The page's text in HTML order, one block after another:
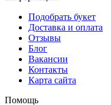
Подобрать букет
Доставка и оплата
Отзывы
Блог
Вакансии
Контакты
Карта сайта
Помощь